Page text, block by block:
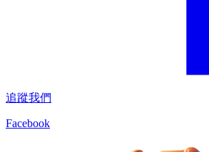
追蹤我們
Facebook